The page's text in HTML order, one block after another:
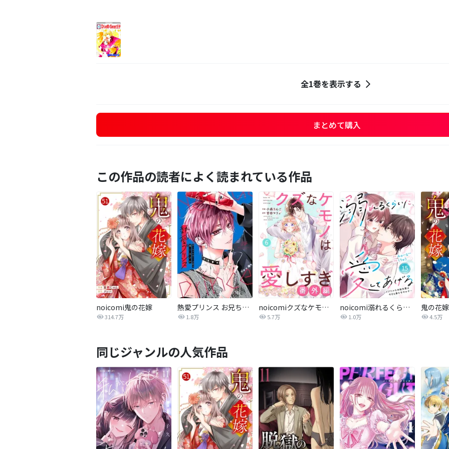
全1巻を表示する
まとめて購入
この作品の読者によく読まれている作品
noicomi鬼の花嫁
314.7万
熱愛プリンス お兄ちゃんはキミが好き
1.8万
noicomiクズなケモノは愛しすぎ
5.7万
noicomi溺れるくらいに、愛してあげる～イジワルな未紘先輩は今日も番を甘やかす～
1.0万
鬼の花嫁
4.5万
同じジャンルの人気作品